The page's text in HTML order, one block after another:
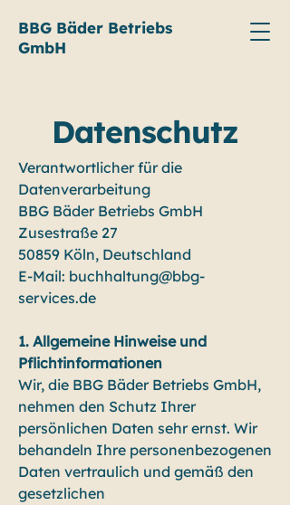
BBG Bäder Betriebs
GmbH
Datenschutz
Verantwortlicher für die
Datenverarbeitung
BBG Bäder Betriebs GmbH
Zusestraße 27
50859 Köln, Deutschland
E-Mail: buchhaltung@bbg-
services.de
1. Allgemeine Hinweise und
Pflichtinformationen
Wir, die BBG Bäder Betriebs GmbH,
nehmen den Schutz Ihrer
persönlichen Daten sehr ernst. Wir
behandeln Ihre personenbezogenen
Daten vertraulich und gemäß den
gesetzlichen